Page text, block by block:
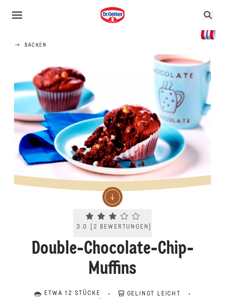
BACKEN
Current rating 3.0. Click to rate.
3.0 2 BEWERTUNGEN
Double-Chocolate-Chip-
Muffins
ETWA 12 STÜCKE
GELINGT LEICHT